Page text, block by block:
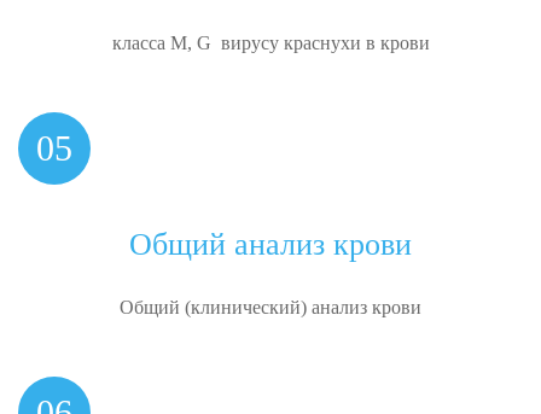
класса M, G вирусу краснухи в крови
05
Общий анализ крови
Общий (клинический) анализ крови